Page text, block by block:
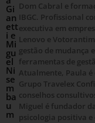
Gi
an
ett
i e
Mi
gu
el
Ni
se
m
ba
u
m
Dom Cabral e
IBGC. Profissional
executiva em
Lenovo e
gestão de mudança
ferramentas de
Atualmente, Paula
Grupo Travelex
conselhos
Miguel é fundador
psicologia positiva e